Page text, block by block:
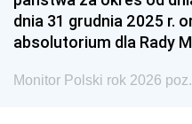
dnia 31 grudnia 2025 r.
absolutorium dla Rady
Monitor Polski rok 2026